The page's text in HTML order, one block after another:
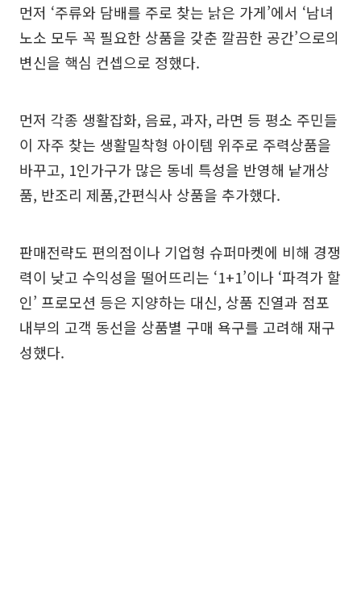
먼저 ‘주류와 담배를 주로 찾는 낡은 가게’에서 ‘남녀
노소 모두 꼭 필요한 상품을 갖춘 깔끔한 공간’으로의
변신을 핵심 컨셉으로 정했다.
먼저 각종 생활잡화, 음료, 과자, 라면 등 평소 주민들
이 자주 찾는 생활밀착형 아이템 위주로 주력상품을
바꾸고, 1인가구가 많은 동네 특성을 반영해 낱개상
품, 반조리 제품,간편식사 상품을 추가했다.
판매전략도 편의점이나 기업형 슈퍼마켓에 비해 경쟁
력이 낮고 수익성을 떨어뜨리는 ‘1+1’이나 ‘파격가 할
인’ 프로모션 등은 지양하는 대신, 상품 진열과 점포
내부의 고객 동선을 상품별 구매 욕구를 고려해 재구
성했다.